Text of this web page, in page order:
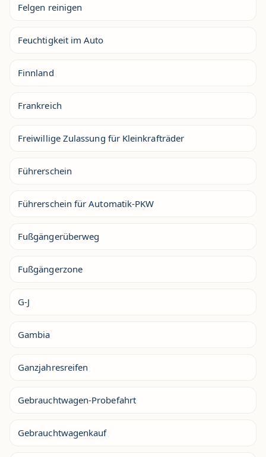
Felgen reinigen
Feuchtigkeit im Auto
Finnland
Frankreich
Freiwillige Zulassung für Kleinkrafträder
Führerschein
Führerschein für Automatik-PKW
Fußgängerüberweg
Fußgängerzone
G-J
Gambia
Ganzjahresreifen
Gebrauchtwagen-Probefahrt
Gebrauchtwagenkauf